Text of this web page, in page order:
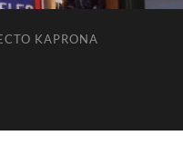
KAPRONA